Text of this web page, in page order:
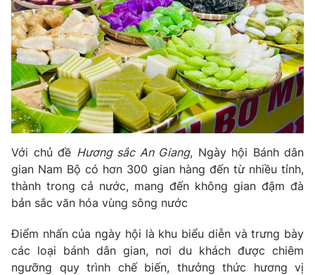
Góc doanh nghiệp
Truyền hình
Phim VTV
Hậu trường
Nhân vật
Khán giả
Giải sao mai
Giải trí
Điện ảnh
Âm nhạc
Đời sống
Du lịch
Làm đẹp
Chất lượng cuộc sống
Giáo dục
Tuyển sinh
Học trực tuyến
Công nghệ
Hitech Công nghệ tương lai
Sản phẩm
Thị trường
Lịch phát sóng
Với chủ đề Hương sắc An Giang, Ngày hội Bánh dân
gian Nam Bộ có hơn 300 gian hàng đến từ nhiều tỉnh,
thành trong cả nước, mang đến không gian đậm đà
bản sắc văn hóa vùng sông nước
Điểm nhấn của ngày hội là khu biểu diễn và trưng bày
các loại bánh dân gian, nơi du khách được chiêm
ngưỡng quy trình chế biến, thưởng thức hương vị